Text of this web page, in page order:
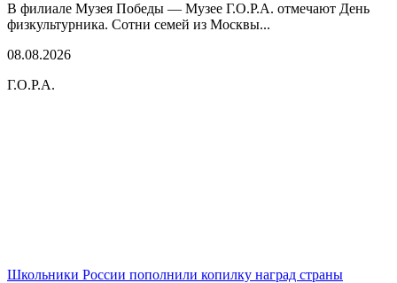
В филиале Музея Победы — Музее Г.О.Р.А. отмечают День
физкультурника. Сотни семей из Москвы...
08.08.2026
Г.О.Р.А.
Школьники России пополнили копилку наград страны